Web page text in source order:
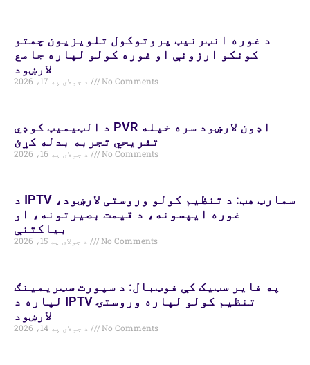
د غوره انټرنیټ پروتوکول تلویزیون چمتو
کونکو ارزونې او غوره کولو لپاره جامع
لارښود
No Comments
د الټیمیټ کوډي PVR اډون لارښود سره خپله
تفریحي تجربه بدله کړئ
No Comments
د IPTV سمارټ هب: د تنظیم کولو وروستی لارښود،
غوره ایپسونه، د قیمت بصیرتونه، او
بیاکتنې
No Comments
په فایر سټیک کې فوټبال: د سپورت سټریمینګ
لپاره د IPTV تنظیم کولو لپاره وروستۍ
لارښود
No Comments